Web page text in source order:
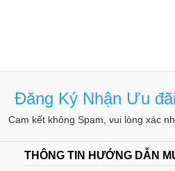
Đăng Ký Nhận Ưu
Cam kết không Spam, vui lòng xác
THÔNG TIN HƯỚNG DẪN